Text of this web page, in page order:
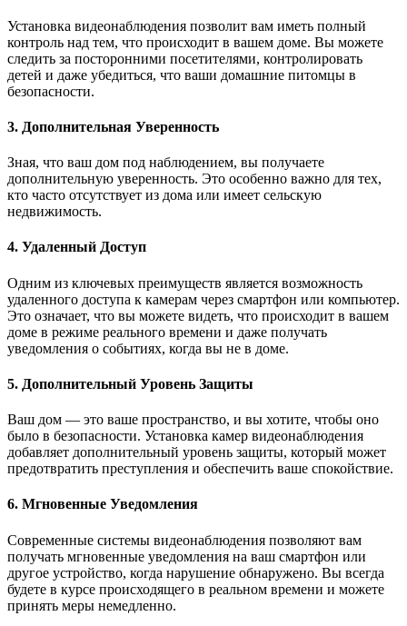
Установка видеонаблюдения позволит вам иметь полный
контроль над тем, что происходит в вашем доме. Вы можете
следить за посторонними посетителями, контролировать
детей и даже убедиться, что ваши домашние питомцы в
безопасности.
3. Дополнительная Уверенность
Зная, что ваш дом под наблюдением, вы получаете
дополнительную уверенность. Это особенно важно для тех,
кто часто отсутствует из дома или имеет сельскую
недвижимость.
4. Удаленный Доступ
Одним из ключевых преимуществ является возможность
удаленного доступа к камерам через смартфон или компьютер.
Это означает, что вы можете видеть, что происходит в вашем
доме в режиме реального времени и даже получать
уведомления о событиях, когда вы не в доме.
5. Дополнительный Уровень Защиты
Ваш дом — это ваше пространство, и вы хотите, чтобы оно
было в безопасности. Установка камер видеонаблюдения
добавляет дополнительный уровень защиты, который может
предотвратить преступления и обеспечить ваше спокойствие.
6. Мгновенные Уведомления
Современные системы видеонаблюдения позволяют вам
получать мгновенные уведомления на ваш смартфон или
другое устройство, когда нарушение обнаружено. Вы всегда
будете в курсе происходящего в реальном времени и можете
принять меры немедленно.